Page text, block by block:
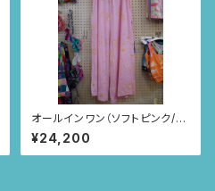
オールインワン（ソフトピンク/カ
モミール柄）
¥24,200